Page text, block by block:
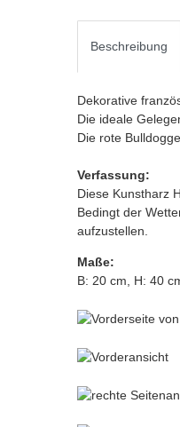
Beschreibung
Dekorative
Die ideale
Die rote
Verfassung:
Diese Kunstharz
Bedingt der
aufzustellen.
Maße:
B: 20 cm, H: 40